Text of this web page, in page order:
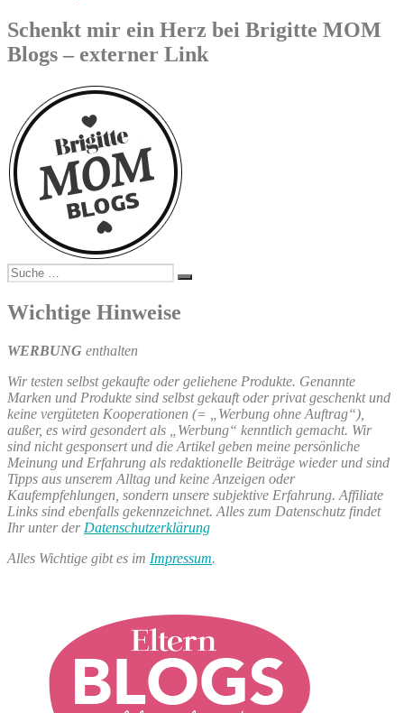
Schenkt mir ein Herz bei Brigitte MOM
Blogs – externer Link
Suche
nach:
Suchen
Wichtige Hinweise
WERBUNG enthalten
Wir testen selbst gekaufte oder geliehene Produkte. Genannte
Marken und Produkte sind selbst gekauft oder privat geschenkt und
keine vergüteten Kooperationen (= „Werbung ohne Auftrag“),
außer, es wird gesondert als „Werbung“ kenntlich gemacht. Wir
sind nicht gesponsert und die Artikel geben meine persönliche
Meinung und Erfahrung als redaktionelle Beiträge wieder und sind
Tipps aus unserem Alltag und keine Anzeigen oder
Kaufempfehlungen, sondern unsere subjektive Erfahrung. Affiliate
Links sind ebenfalls gekennzeichnet. Alles zum Datenschutz findet
Ihr unter der Datenschutzerklärung
Alles Wichtige gibt es im Impressum.